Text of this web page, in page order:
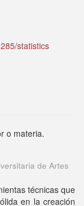
statistics
o materia.
de Artes
técnicas que
en la creación